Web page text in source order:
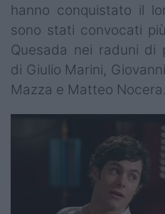
hanno conquistato il
sono stati convocati
Quesada nei raduni di
di Giulio Marini,
Mazza e Matteo Nocera.